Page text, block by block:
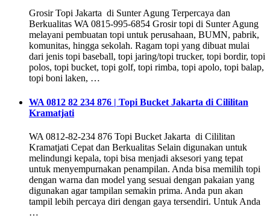
Grosir Topi Jakarta di Sunter Agung Terpercaya dan
Berkualitas WA 0815-995-6854 Grosir topi di Sunter Agung
melayani pembuatan topi untuk perusahaan, BUMN, pabrik,
komunitas, hingga sekolah. Ragam topi yang dibuat mulai
dari jenis topi baseball, topi jaring/topi trucker, topi bordir, topi
polos, topi bucket, topi golf, topi rimba, topi apolo, topi balap,
topi boni laken, …
WA 0812 82 234 876 | Topi Bucket Jakarta di Cililitan
Kramatjati
WA 0812-82-234 876 Topi Bucket Jakarta di Cililitan
Kramatjati Cepat dan Berkualitas Selain digunakan untuk
melindungi kepala, topi bisa menjadi aksesori yang tepat
untuk menyempurnakan penampilan. Anda bisa memilih topi
dengan warna dan model yang sesuai dengan pakaian yang
digunakan agar tampilan semakin prima. Anda pun akan
tampil lebih percaya diri dengan gaya tersendiri. Untuk Anda
…